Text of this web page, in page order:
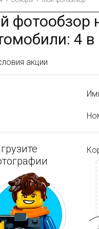
фотообзор
4 в
акции